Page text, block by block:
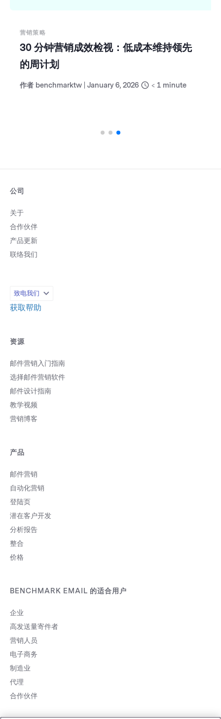
营销策略
30 分钟营销成效检视：低成本维持领先
的周计划
作者 benchmarktw January 6, 2026 < 1 minute
公司
关于
合作伙伴
产品更新
联络我们
致电我们
获取帮助
资源
邮件营销入门指南
选择邮件营销软件
邮件设计指南
教学视频
营销博客
产品
邮件营销
自动化营销
登陆页
潜在客户开发
分析报告
整合
价格
BENCHMARK EMAIL 的适合用户
企业
高发送量寄件者
营销人员
电子商务
制造业
代理
合作伙伴